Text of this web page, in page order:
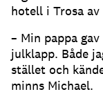
hotell i Trosa
– Min pappa
julklapp. Både
stället och
minns Michael.